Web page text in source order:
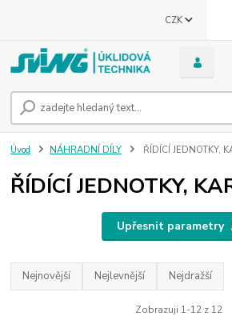
CZK
Úvod NÁHRADNÍ DÍLY ŘÍDÍCÍ JEDNOTKY,
ŘÍDÍCÍ JEDNOTKY,
Upřesnit parametry
Nejnovější Nejlevnější Nejdražší
Zobrazuji 1-12 z 12